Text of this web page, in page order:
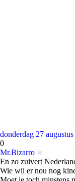
donderdag 27
0
Mr.Bizarro
En zo zuivert
Wie wil er nou nog